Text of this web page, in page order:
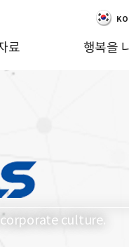
료 행복을
culture.